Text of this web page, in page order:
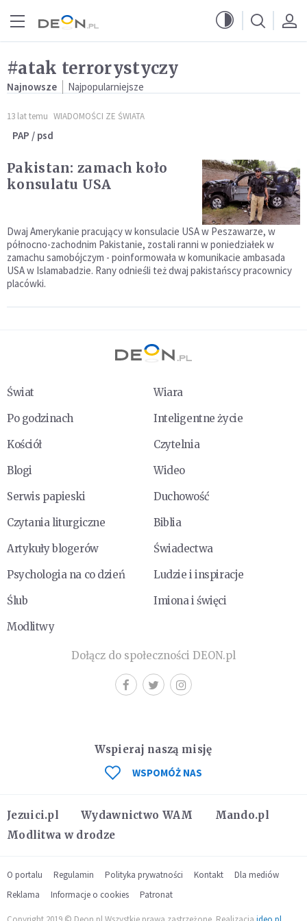
#atak terrorystyczy
Najnowsze Najpopularniejsze
13 lat temu WIADOMOŚCI ZE ŚWIATA
PAP / psd
Pakistan: zamach koło
konsulatu USA
Dwaj Amerykanie pracujący w konsulacie USA w Peszawarze, w
północno-zachodnim Pakistanie, zostali ranni w poniedziałek w
zamachu samobójczym - poinformowała w komunikacie ambasada
USA w Islamabadzie. Rany odnieśli też dwaj pakistańscy pracownicy
placówki.
Świat
Wiara
Po godzinach
Inteligentne życie
Kościół
Czytelnia
Blogi
Wideo
Serwis papieski
Duchowość
Czytania liturgiczne
Biblia
Artykuły blogerów
Świadectwa
Psychologia na co dzień
Ludzie i inspiracje
Ślub
Imiona i święci
Modlitwy
Dołącz do społeczności DEON.pl
Jezuici.pl Wydawnictwo WAM
Mando.pl
Modlitwa w drodze
Wspieraj naszą misję
WSPOMÓŻ NAS
O portalu Regulamin Polityka prywatności Kontakt
Dla mediów
Reklama
Informacje o cookies Patronat